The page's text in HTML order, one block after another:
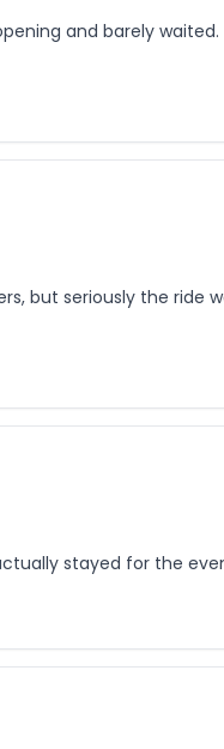
and barely
but seriously the ride
stayed for the